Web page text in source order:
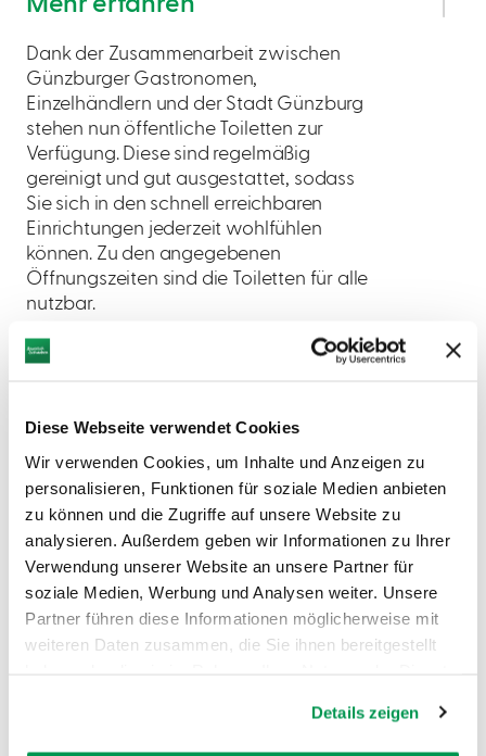
Diese Webseite verwendet Cookies
Wir verwenden Cookies, um Inhalte und Anzeigen zu
personalisieren, Funktionen für soziale Medien anbieten
zu können und die Zugriffe auf unsere Website zu
analysieren. Außerdem geben wir Informationen zu Ihrer
Verwendung unserer Website an unsere Partner für
soziale Medien, Werbung und Analysen weiter. Unsere
Partner führen diese Informationen möglicherweise mit
weiteren Daten zusammen, die Sie ihnen bereitgestellt
Details zeigen
Dank der Zusammenarbeit zwischen
Günzburger Gastronomen,
Einzelhändlern und der Stadt Günzburg
stehen nun öffentliche Toiletten zur
Verfügung. Diese sind regelmäßig
gereinigt und gut ausgestattet, sodass
Sie sich in den schnell erreichbaren
Einrichtungen jederzeit wohlfühlen
können. Zu den angegebenen
Öffnungszeiten sind die Toiletten für alle
nutzbar.
Öffnungszeiten
AUF DER KARTE ANZEIGEN